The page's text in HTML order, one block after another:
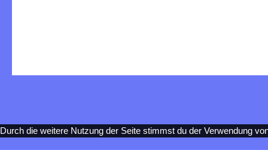
Durch die weitere Nutzung der Seite stimmst du der Verwendung